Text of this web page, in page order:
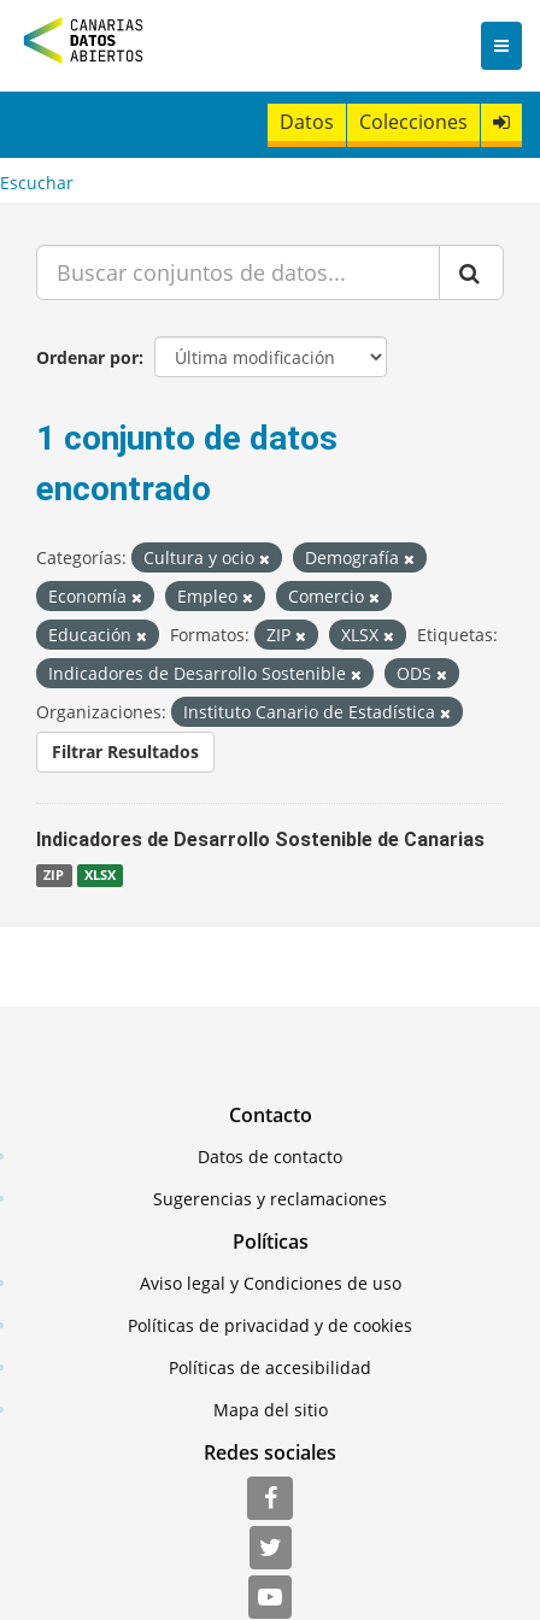
n
t
Datos Colecciones
Escuchar
Ordenar por
1 conjunto de datos
encontrado
Categorías: Cultura y ocio
Demografía
Economía
Empleo
Comercio
Educación
Formatos: ZIP XLSX
Etiquetas:
Indicadores de Desarrollo Sostenible
ODS
Organizaciones:
Instituto Canario de Estadística
Filtrar Resultados
Indicadores de Desarrollo Sostenible de Canarias
ZIP XLSX
Contacto
Datos de contacto
Sugerencias y reclamaciones
Políticas
Aviso legal y Condiciones de uso
Políticas de privacidad y de cookies
Políticas de accesibilidad
Mapa del sitio
Redes sociales